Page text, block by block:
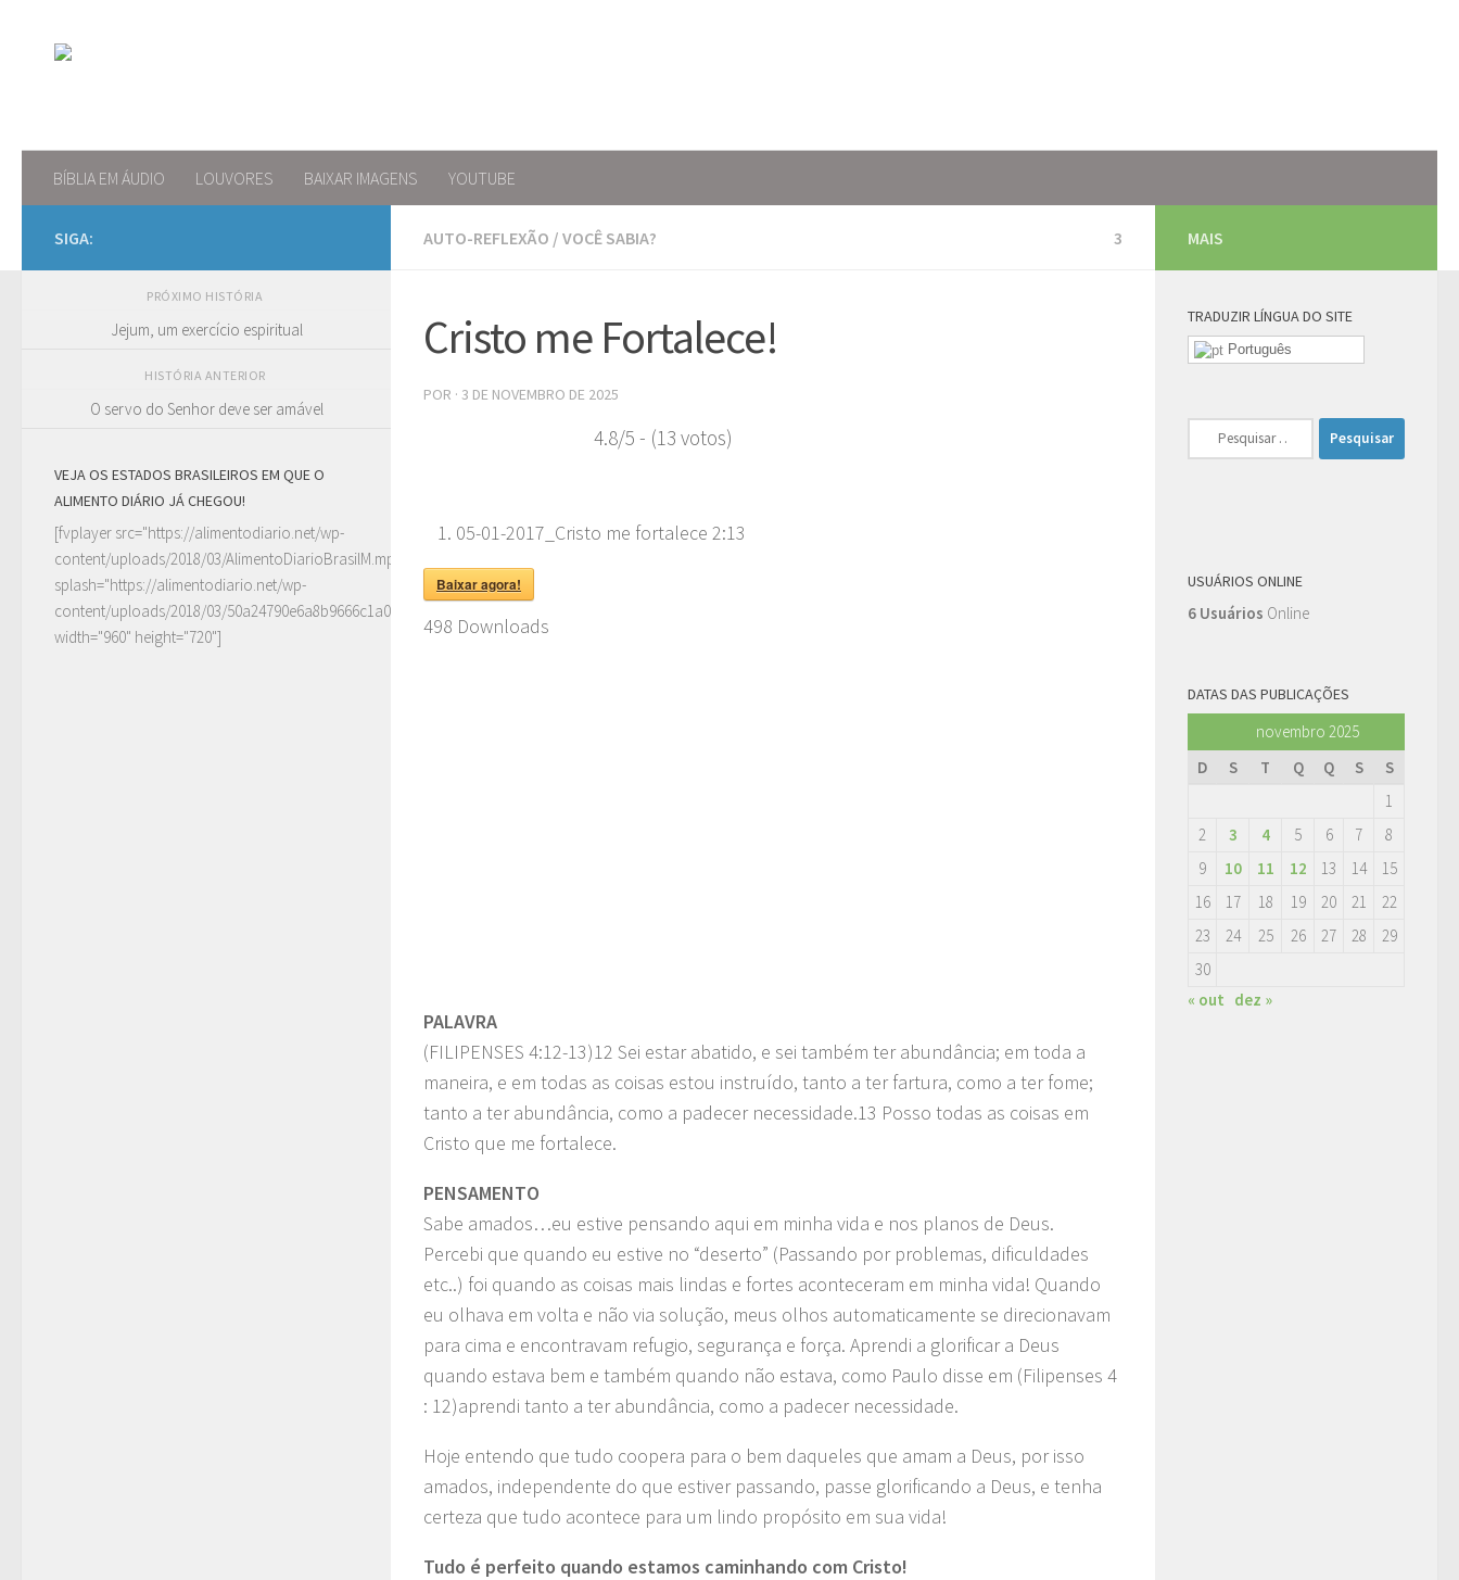
BÍBLIA EM ÁUDIO LOUVORES BAIXAR IMAGENS YOUTUBE
AUTO-REFLEXÃO / VOCÊ SABIA? 3
Cristo me Fortalece!
POR · 3 DE NOVEMBRO DE 2025
4.8/5 - (13 votos)
05-01-2017_Cristo me fortalece 2:13
Baixar agora!
498 Downloads
PALAVRA
(FILIPENSES 4:12-13)12 Sei estar abatido, e sei também ter abundância; em toda a
maneira, e em todas as coisas estou instruído, tanto a ter fartura, como a ter fome;
tanto a ter abundância, como a padecer necessidade.13 Posso todas as coisas em
Cristo que me fortalece.
PENSAMENTO
Sabe amados…eu estive pensando aqui em minha vida e nos planos de Deus.
Percebi que quando eu estive no “deserto” (Passando por problemas, dificuldades
etc..) foi quando as coisas mais lindas e fortes aconteceram em minha vida! Quando
eu olhava em volta e não via solução, meus olhos automaticamente se direcionavam
para cima e encontravam refugio, segurança e força. Aprendi a glorificar a Deus
quando estava bem e também quando não estava, como Paulo disse em (Filipenses 4
: 12)aprendi tanto a ter abundância, como a padecer necessidade.
Hoje entendo que tudo coopera para o bem daqueles que amam a Deus, por isso
amados, independente do que estiver passando, passe glorificando a Deus, e tenha
certeza que tudo acontece para um lindo propósito em sua vida!
Tudo é perfeito quando estamos caminhando com Cristo!
SIGA:
PRÓXIMO HISTÓRIA
Jejum, um exercício espiritual
HISTÓRIA ANTERIOR
O servo do Senhor deve ser amável
VEJA OS ESTADOS BRASILEIROS EM QUE O
ALIMENTO DIÁRIO JÁ CHEGOU!
[fvplayer src="https://alimentodiario.net/wp-
content/uploads/2018/03/AlimentoDiarioBrasilM.mp4"
splash="https://alimentodiario.net/wp-
content/uploads/2018/03/50a24790e6a8b9666c1a0c6b2a87ad5d2.png"
width="960" height="720"]
MAIS
TRADUZIR LÍNGUA DO SITE
Português
Pesquisar
por:
USUÁRIOS ONLINE
6 Usuários Online
DATAS DAS PUBLICAÇÕES
novembro 2025
D
S T Q Q S
S
1
2
3 4 5 6 7
8
9
10 11 12 13 14
15
16
17 18 19 20 21
22
23
24 25 26 27 28
29
30
« out dez »